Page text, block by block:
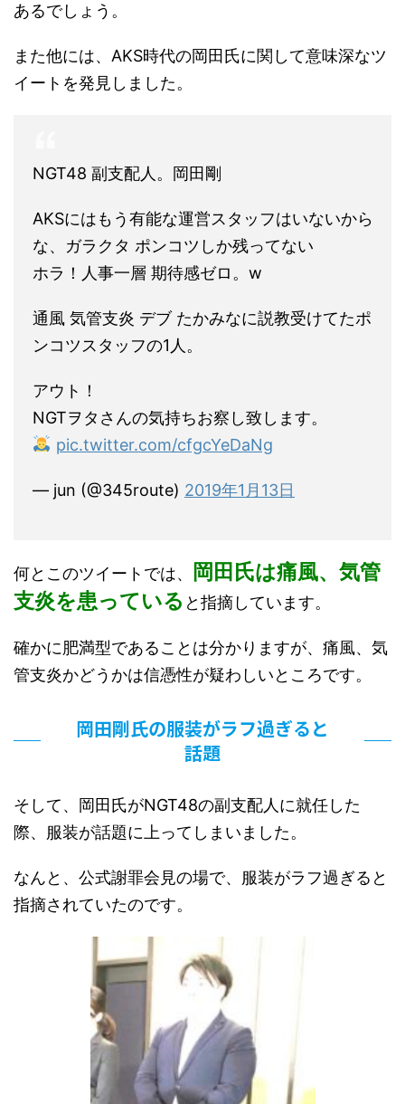
あるでしょう。
また他には、AKS時代の岡田氏に関して意味深なツ
イートを発見しました。
NGT48 副支配人。岡田剛
AKSにはもう有能な運営スタッフはいないから
な、ガラクタ ポンコツしか残ってない
ホラ！人事一層 期待感ゼロ。w
通風 気管支炎 デブ たかみなに説教受けてたポ
ンコツスタッフの1人。
アウト！
NGTヲタさんの気持ちお察し致します。
pic.twitter.com/cfgcYeDaNg
— jun (@345route) 2019年1月13日
何とこのツイートでは、 岡田氏は痛風、気管
支炎を患っている と指摘しています。
確かに肥満型であることは分かりますが、痛風、気
管支炎かどうかは信憑性が疑わしいところです。
岡田剛氏の服装がラフ過ぎると
話題
そして、岡田氏がNGT48の副支配人に就任した
際、服装が話題に上ってしまいました。
なんと、公式謝罪会見の場で、服装がラフ過ぎると
指摘されていたのです。